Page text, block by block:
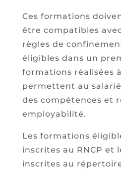
Ces formations
être compatibles
règles de
éligibles dans un
formations réalisées
permettent au
des compétences et
employabilité.
Les formations
inscrites au RNCP et
inscrites au